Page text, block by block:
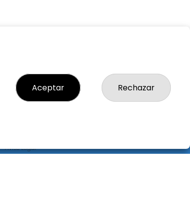
Aviso Legal
Aceptar Rechazar